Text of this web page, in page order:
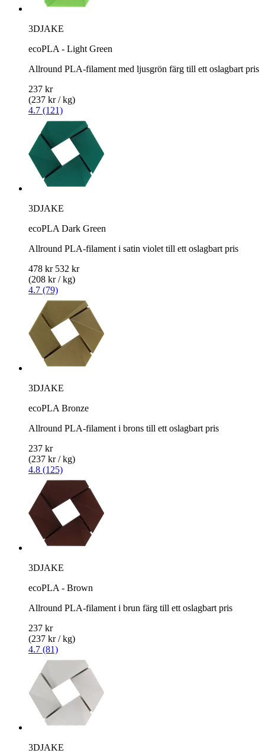
3DJAKE
ecoPLA - Light Green
Allround PLA-filament med ljusgrön färg till ett oslagbart pris
237 kr
(237 kr / kg)
4.7 (121)
3DJAKE
ecoPLA Dark Green
Allround PLA-filament i satin violet till ett oslagbart pris
478 kr 532 kr
(208 kr / kg)
4.7 (79)
3DJAKE
ecoPLA Bronze
Allround PLA-filament i brons till ett oslagbart pris
237 kr
(237 kr / kg)
4.8 (125)
3DJAKE
ecoPLA - Brown
Allround PLA-filament i brun färg till ett oslagbart pris
237 kr
(237 kr / kg)
4.7 (81)
3DJAKE